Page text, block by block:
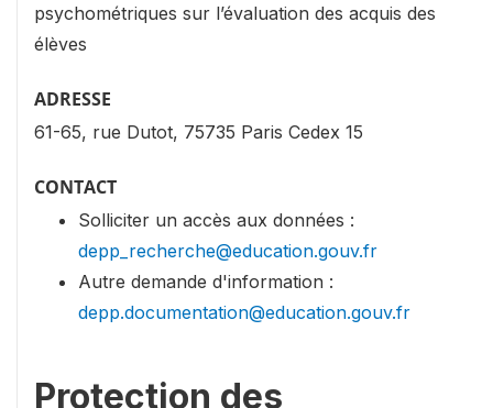
psychométriques sur l’évaluation des acquis des
élèves
ADRESSE
61-65, rue Dutot, 75735 Paris Cedex 15
CONTACT
Solliciter un accès aux données :
depp_recherche@education.gouv.fr
Autre demande d'information :
depp.documentation@education.gouv.fr
Protection des